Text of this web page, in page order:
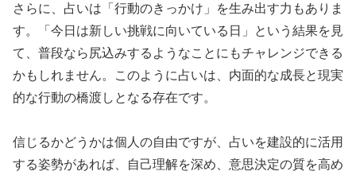
さらに、占いは「行動のきっかけ」を生み出す力もありま
す。「今日は新しい挑戦に向いている日」という結果を見
て、普段なら尻込みするようなことにもチャレンジできる
かもしれません。このように占いは、内面的な成長と現実
的な行動の橋渡しとなる存在です。
信じるかどうかは個人の自由ですが、占いを建設的に活用
する姿勢があれば、自己理解を深め、意思決定の質を高め